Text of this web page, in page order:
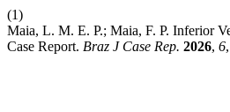
(1)
Maia, L. M. E. P.; Maia, F. P. Inferior
Case Report. Braz J Case Rep. 2026, 6